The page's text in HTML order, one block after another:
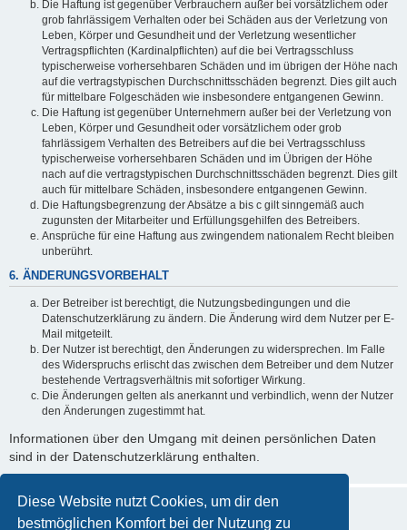
Diese Website nutzt Cookies, um dir den
bestmöglichen Komfort bei der Nutzung zu
Die Haftung ist gegenüber Verbrauchern außer bei vorsätzlichem oder
grob fahrlässigem Verhalten oder bei Schäden aus der Verletzung von
Leben, Körper und Gesundheit und der Verletzung wesentlicher
Vertragspflichten (Kardinalpflichten) auf die bei Vertragsschluss
typischerweise vorhersehbaren Schäden und im übrigen der Höhe nach
auf die vertragstypischen Durchschnittsschäden begrenzt. Dies gilt auch
für mittelbare Folgeschäden wie insbesondere entgangenen Gewinn.
Die Haftung ist gegenüber Unternehmern außer bei der Verletzung von
Leben, Körper und Gesundheit oder vorsätzlichem oder grob
fahrlässigem Verhalten des Betreibers auf die bei Vertragsschluss
typischerweise vorhersehbaren Schäden und im Übrigen der Höhe
nach auf die vertragstypischen Durchschnittsschäden begrenzt. Dies gilt
auch für mittelbare Schäden, insbesondere entgangenen Gewinn.
Die Haftungsbegrenzung der Absätze a bis c gilt sinngemäß auch
zugunsten der Mitarbeiter und Erfüllungsgehilfen des Betreibers.
Ansprüche für eine Haftung aus zwingendem nationalem Recht bleiben
unberührt.
6. ÄNDERUNGSVORBEHALT
Der Betreiber ist berechtigt, die Nutzungsbedingungen und die
Datenschutzerklärung zu ändern. Die Änderung wird dem Nutzer per E-
Mail mitgeteilt.
Der Nutzer ist berechtigt, den Änderungen zu widersprechen. Im Falle
des Widerspruchs erlischt das zwischen dem Betreiber und dem Nutzer
bestehende Vertragsverhältnis mit sofortiger Wirkung.
Die Änderungen gelten als anerkannt und verbindlich, wenn der Nutzer
den Änderungen zugestimmt hat.
Informationen über den Umgang mit deinen persönlichen Daten
sind in der Datenschutzerklärung enthalten.